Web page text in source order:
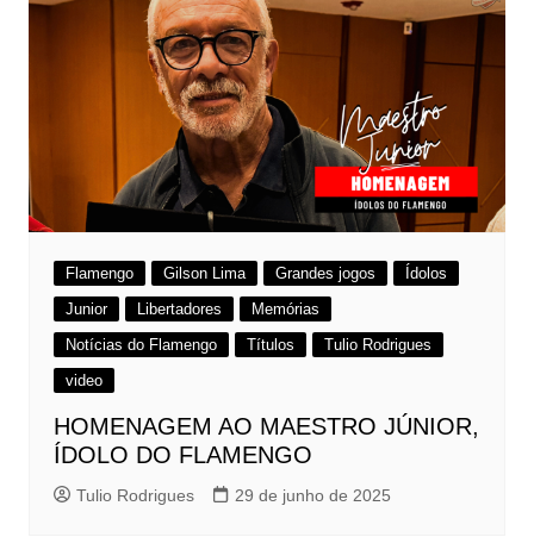
Flamengo Gilson Lima Grandes jogos
Ídolos
Junior
Libertadores
Memórias
Notícias do Flamengo
Títulos
Tulio Rodrigues
video
HOMENAGEM AO MAESTRO JÚNIOR,
ÍDOLO DO FLAMENGO
Tulio Rodrigues 29 de junho de 2025